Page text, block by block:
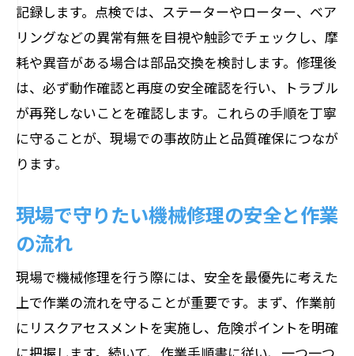
記録します。点検では、ステーターやローター、ベア
リングなどの異常有無を目視や触診でチェックし、摩
耗や異音がある場合は部品交換を検討します。修理後
は、必ず動作確認と再度の安全確認を行い、トラブル
が再発しないことを確認します。これらの手順を丁寧
に守ることが、現場での事故防止と品質確保につなが
ります。
現場で守りたい機械修理の安全と作業
の流れ
現場で機械修理を行う際には、安全を最優先に考えた
上で作業の流れを守ることが重要です。まず、作業前
にリスクアセスメントを実施し、危険ポイントを明確